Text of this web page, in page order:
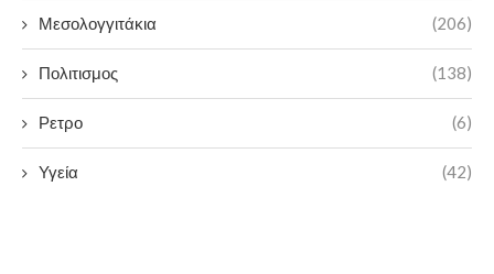
Μεσολογγιτάκια (206)
Πολιτισμος (138)
Ρετρο (6)
Υγεία (42)